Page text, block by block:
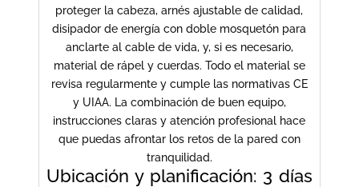
proteger la cabeza, arnés ajustable de calidad,
disipador de energía con doble mosquetón para
anclarte al cable de vida, y, si es necesario,
material de rápel y cuerdas. Todo el material se
revisa regularmente y cumple las normativas CE
y UIAA. La combinación de buen equipo,
instrucciones claras y atención profesional hace
que puedas afrontar los retos de la pared con
tranquilidad.
Ubicación y planificación: 3 días